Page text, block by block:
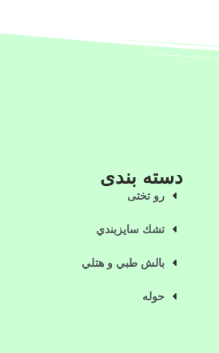
دسته بندی
رو تختی
تشك سايزبندي
بالش طبي و هتلي
حوله